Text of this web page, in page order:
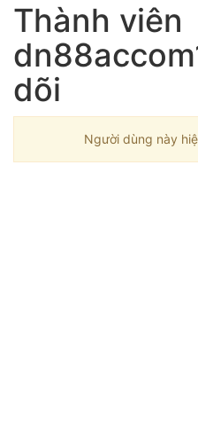
Thành viên
dõi
Người dùng này